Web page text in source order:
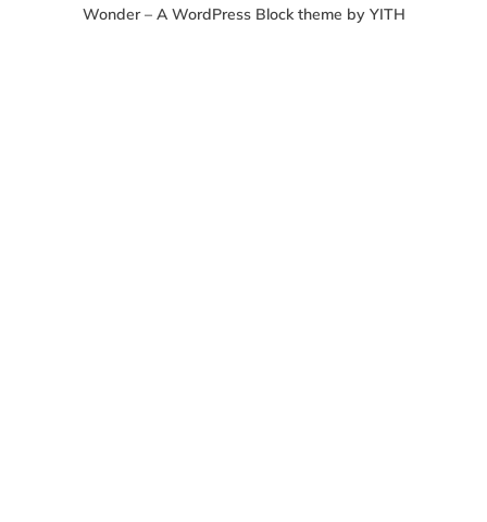
Wonder – A WordPress Block theme by YITH